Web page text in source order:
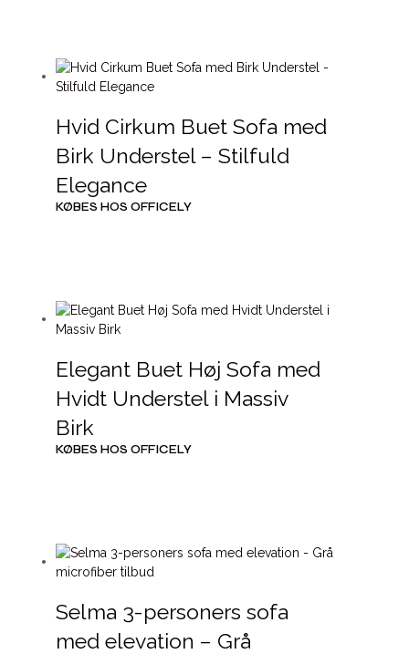
Hvid Cirkum Buet Sofa med
Birk Understel – Stilfuld
Elegance
KØBES HOS OFFICELY
Elegant Buet Høj Sofa med
Hvidt Understel i Massiv
Birk
KØBES HOS OFFICELY
Selma 3-personers sofa
med elevation – Grå